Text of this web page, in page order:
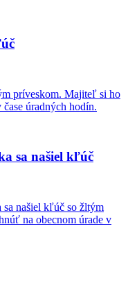
príveskom. Majiteľ si ho
úradných hodín.
sa našiel kľúč
našiel kľúč so žltým
na obecnom úrade v